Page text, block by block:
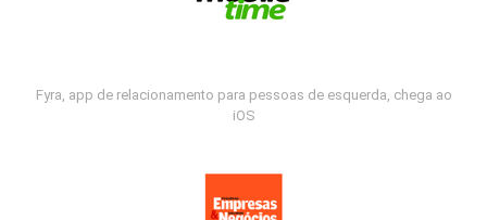
Fyra, app de relacionamento para pessoas de esquerda, chega ao
iOS